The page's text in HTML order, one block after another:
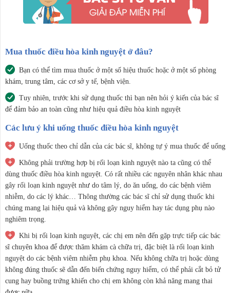
Mua thuốc điều hòa kinh nguyệt ở đâu?
Bạn có thể tìm mua thuốc ở một số hiệu thuốc hoặc ở một số phòng
khám, trung tâm, các cơ sở y tế, bệnh viện.
Tuy nhiên, trước khi sử dụng thuốc thì bạn nên hỏi ý kiến của bác sĩ
để đảm bảo an toàn cũng như hiệu quả điều hòa kinh nguyệt
Các lưu ý khi uống thuốc điều hòa kinh nguyệt
Uống thuốc theo chỉ dẫn của các bác sĩ, không tự ý mua thuốc để uống
Không phải trường hợp bị rối loạn kinh nguyệt nào ta cũng có thể
dùng thuốc điều hòa kinh nguyệt. Có rất nhiều các nguyên nhân khác nhau
gây rối loạn kinh nguyệt như do tâm lý, do ăn uống, do các bệnh viêm
nhiễm, do các lý khác… Thông thường các bác sĩ chỉ sử dụng thuốc khi
chúng mang lại hiệu quả và không gây nguy hiểm hay tác dụng phụ nào
nghiêm trọng.
Khi bị rối loạn kinh nguyệt, các chị em nên đến gặp trực tiếp các bác
sĩ chuyên khoa để được thăm khám cà chữa trị, đặc biệt là rối loạn kinh
nguyệt do các bệnh viêm nhiễm phụ khoa. Nếu không chữa trị hoặc dùng
không đúng thuốc sẽ dẫn đến biến chứng nguy hiểm, có thể phải cắt bỏ tử
cung hay buồng trứng khiến cho chị em không còn khả năng mang thai